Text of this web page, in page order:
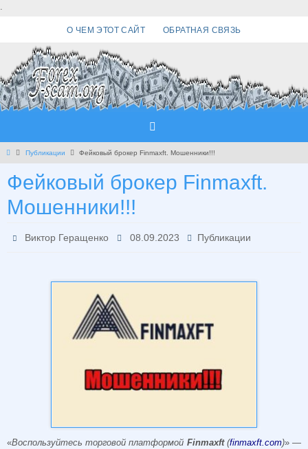
.
О ЧЕМ ЭТОТ САЙТ ОБРАТНАЯ СВЯЗЬ
Главная
Публикации Фейковый брокер Finmaxft. Мошенники!!!
Фейковый брокер Finmaxft.
Мошенники!!!
Виктор Геращенко 08.09.2023 Публикации
«Воспользуйтесь торговой платформой Finmaxft(finmaxft.com)» —